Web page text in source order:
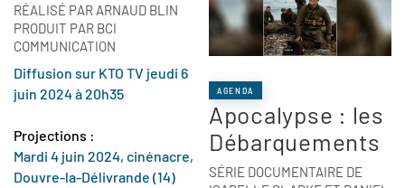
RÉALISÉ PAR ARNAUD BLIN
PRODUIT PAR BCI
COMMUNICATION
Diffusion sur KTO TV jeudi 6
juin 2024 à 20h35
Projections :
Mardi 4 juin 2024, cinénacre,
Douvre-la-Délivrande (14)
AGENDA
Apocalypse : les
Débarquements
SÉRIE DOCUMENTAIRE DE